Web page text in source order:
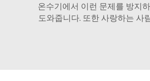
온수기에서 이런 문제를 방지
도와줍니다. 또한 사랑하는 사